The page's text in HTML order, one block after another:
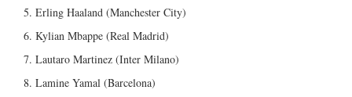
Erling Haaland (Manchester City)
Kylian Mbappe (Real Madrid)
Lautaro Martinez (Inter Milano)
Lamine Yamal (Barcelona)